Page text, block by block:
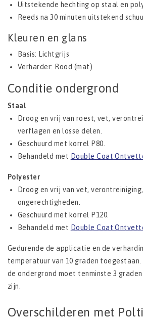
Uitstekende hechting op staal en
Reeds na 30 minuten uitstekend
Kleuren en glans
Basis: Lichtgrijs
Verharder: Rood (mat)
Conditie ondergrond
Staal
Droog en vrij van roest, vet,
verflagen en losse delen.
Geschuurd met korrel P80.
Behandeld met Double Coat
Polyester
Droog en vrij van vet,
ongerechtigheden.
Geschuurd met korrel P120.
Behandeld met Double Coat
Gedurende de applicatie en de
temperatuur van 10 graden
de ondergrond moet tenminste 3
zijn.
Overschilderen met